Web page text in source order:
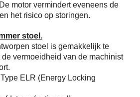
motor vermindert eveneens de
het risico op storingen.
stoel.
stoel is gemakkelijk te
vermoeidheid van de machinist
ELR (Energy Locking